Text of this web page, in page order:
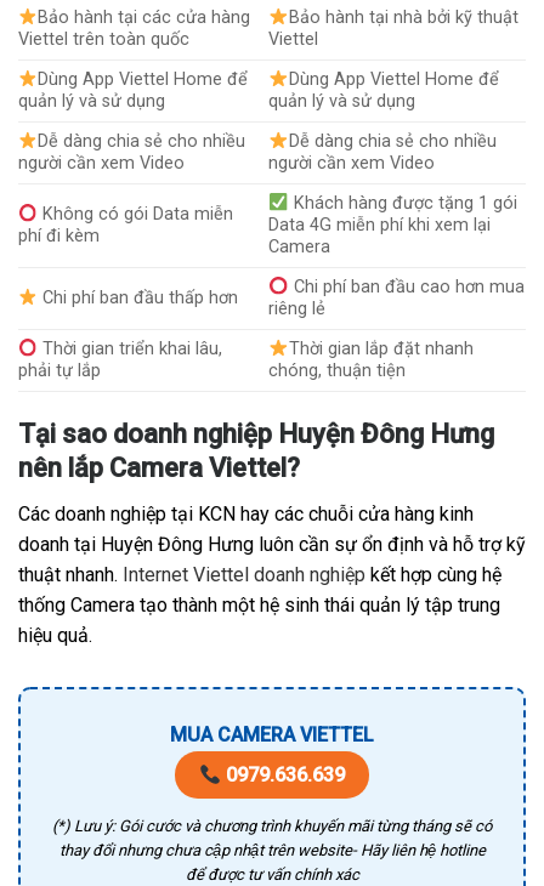
Bảo hành tại các cửa hàng
Viettel trên toàn quốc
Bảo hành tại nhà bởi kỹ thuật
Viettel
Dùng App Viettel Home để
quản lý và sử dụng
Dùng App Viettel Home để
quản lý và sử dụng
Dễ dàng chia sẻ cho nhiều
người cần xem Video
Dễ dàng chia sẻ cho nhiều
người cần xem Video
Không có gói Data miễn
phí đi kèm
Khách hàng được tặng 1 gói
Data 4G miễn phí khi xem lại
Camera
Chi phí ban đầu thấp hơn
Chi phí ban đầu cao hơn mua
riêng lẻ
Thời gian triển khai lâu,
phải tự lắp
Thời gian lắp đặt nhanh
chóng, thuận tiện
Tại sao doanh nghiệp Huyện Đông Hưng
nên lắp Camera Viettel?
Các doanh nghiệp tại KCN hay các chuỗi cửa hàng kinh
doanh tại Huyện Đông Hưng luôn cần sự ổn định và hỗ trợ kỹ
thuật nhanh. Internet Viettel doanh nghiệp kết hợp cùng hệ
thống Camera tạo thành một hệ sinh thái quản lý tập trung
hiệu quả.
MUA CAMERA VIETTEL
0979.636.639
(*) Lưu ý: Gói cước và chương trình khuyến mãi từng tháng sẽ có
thay đổi nhưng chưa cập nhật trên website- Hãy liên hệ hotline
để được tư vấn chính xác